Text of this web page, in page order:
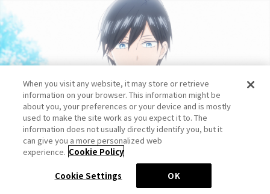
…
When you visit any website, it may store or retrieve
information on your browser. This information might be
about you, your preferences or your device and is mostly
used to make the site work as you expect it to. The
information does not usually directly identify you, but it
can give you a more personalized web
experience. Cookie Policy
Cookie Settings OK